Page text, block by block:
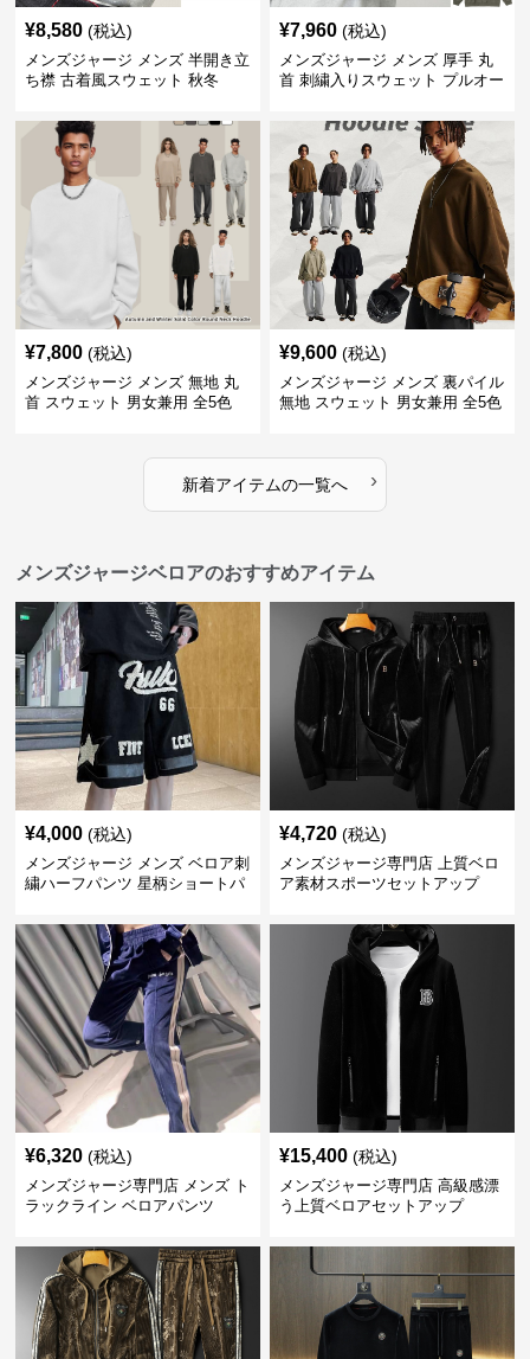
¥8,580 (税込)
メンズジャージ メンズ 半開き立
ち襟 古着風スウェット 秋冬
¥7,960 (税込)
メンズジャージ メンズ 厚手 丸
首 刺繍入りスウェット プルオー
¥7,800 (税込)
メンズジャージ メンズ 無地 丸
首 スウェット 男女兼用 全5色
¥9,600 (税込)
メンズジャージ メンズ 裏パイル
無地 スウェット 男女兼用 全5色
新着アイテムの一覧へ ›
メンズジャージベロアのおすすめアイテム
¥4,000 (税込)
メンズジャージ メンズ ベロア刺
繍ハーフパンツ 星柄ショートパ
¥4,720 (税込)
メンズジャージ専門店 上質ベロ
ア素材スポーツセットアップ
¥6,320 (税込)
メンズジャージ専門店 メンズ ト
ラックライン ベロアパンツ
¥15,400 (税込)
メンズジャージ専門店 高級感漂
う上質ベロアセットアップ